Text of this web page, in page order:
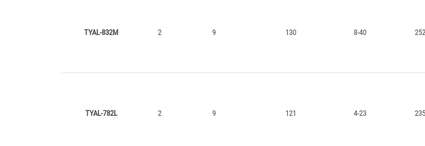
TYAL-832M 2 9 130 8-40 252
TYAL-782L 2 9 121 4-23 235